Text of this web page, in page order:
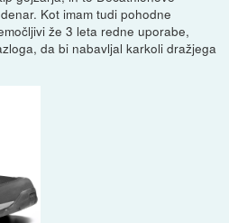
Kot imam tudi pohodne
že 3 leta redne uporabe,
da bi nabavljal karkoli dražjega